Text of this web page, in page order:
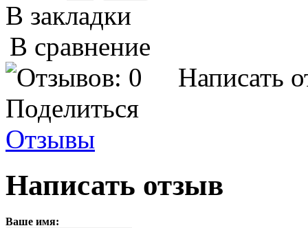
В закладки
В сравнение
Написать
Поделиться
Отзывы
Написать отзыв
Ваше имя: